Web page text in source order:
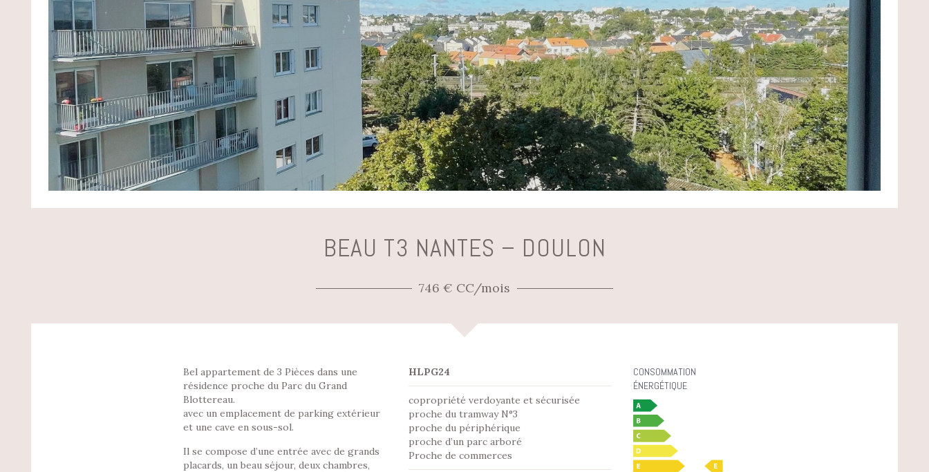
BEAU T3 NANTES – DOULON
746 € CC/mois
Bel appartement de 3 Pièces dans une
résidence proche du Parc du Grand
Blottereau.
avec un emplacement de parking extérieur
et une cave en sous-sol.
Il se compose d’une entrée avec de grands
placards, un beau séjour, deux chambres,
HLPG24
copropriété verdoyante et sécurisée
proche du tramway N°3
proche du périphérique
proche d’un parc arboré
Proche de commerces
CONSOMMATION
ÉNERGÉTIQUE